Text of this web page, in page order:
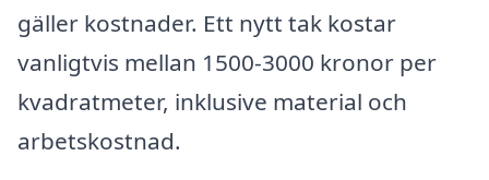
gäller kostnader. Ett nytt tak kostar
vanligtvis mellan 1500-3000 kronor per
kvadratmeter, inklusive material och
arbetskostnad.